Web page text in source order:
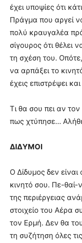
έχει υποψίες ότι
Πράγμα που αργεί
πολύ κραυγαλέα
σίγουρος ότι θέλει
τη σχέση του.
να αρπάξει το
έχεις επιστρέψει
Τι θα σου πει αν
πως χτύπησε…
ΔΙΔΥΜΟΙ
Ο Δίδυμος δεν
κινητό σου. Πε-θαί-
της περιέργειας
στοιχείο του Αέρα
τον Ερμή. Δεν θα
τη συζήτηση όλες